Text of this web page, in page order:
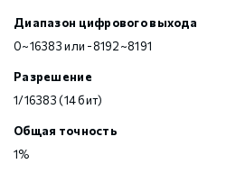
Диапазон цифрового выхода
0~16383 или -8192~8191
Разрешение
1/16383 (14 бит)
Общая точность
1%